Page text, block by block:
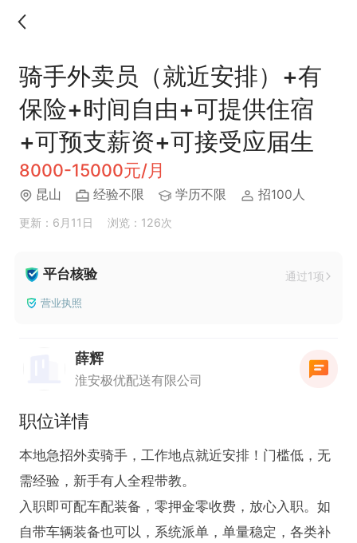
骑手外卖员（就近安排）+有
保险+时间自由+可提供住宿
+可预支薪资+可接受应届生
8000-15000元/月
昆山 经验不限 学历不限 招100人
更新：6月11日 浏览：126次
平台核验 通过1项
营业执照
薛辉
淮安极优配送有限公司
职位详情
本地急招外卖骑手，工作地点就近安排！门槛低，无
需经验，新手有人全程带教。
入职即可配车配装备，零押金零收费，放心入职。如
自带车辆装备也可以，系统派单，单量稳定，各类补